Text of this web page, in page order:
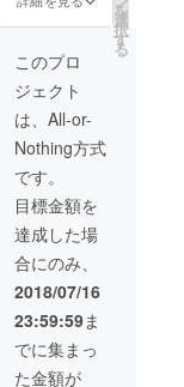
ズ、ま
たはプ
レオー
プンツ
アーの
希望日
を必ず
ご入力
ようお
願いい
たしま
す。 ・
あなた
のビー
ル造り
ます！
に関し
て・・
間で行
いま
す。そ
の間で
希望の
日時を
お知ら
せくだ
に備考
欄
フォー
ムがご
ざいま
すの
で、T
シャツ
のご希
望色と
す。
シャツ
は（サ
イズS・
M・L）
（色ブ
ラッ
ク・ホ
らお選
びくだ
さい。
プレ
オープ
ンツ
アーは
12月1日
から12
月10日
を
選
択
す
る
このプロ
ジェクト
は、All-or-
Nothing方式
です。
目標金額を
達成した場
合にのみ、
2018/07/16
23:59:59ま
でに集まっ
た金額が